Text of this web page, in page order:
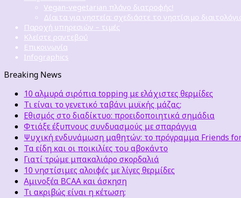
Vegan-vegetarian πλάνο διατροφής!
Δίαιτα για νηστεία: σχεδιάστε το νηστίσιμο
Παροχή υπηρεσιών – τιμές
Κλείστε ραντεβού
Επικοινωνία
Infographics
Breaking News
10 αλμυρά σιρόπια topping με ελάχιστες θερμίδες
Τι είναι το γενετικό ταβάνι μυϊκής μάζας;
Εθισμός στο διαδίκτυο: προειδοποιητικά σημάδια
Φτιάξε έξυπνους συνδυασμούς με σπαράγγια
Ψυχική ενδυνάμωση μαθητών: το πρόγραμμα Friends
Τα είδη και οι ποικιλίες του αβοκάντο
Γιατί τρώμε μπακαλιάρο σκορδαλιά
10 νηστίσιμες αλοιφές με λίγες θερμίδες
Αμινοξέα BCAA και άσκηση
Τι ακριβώς είναι η κέτωση;